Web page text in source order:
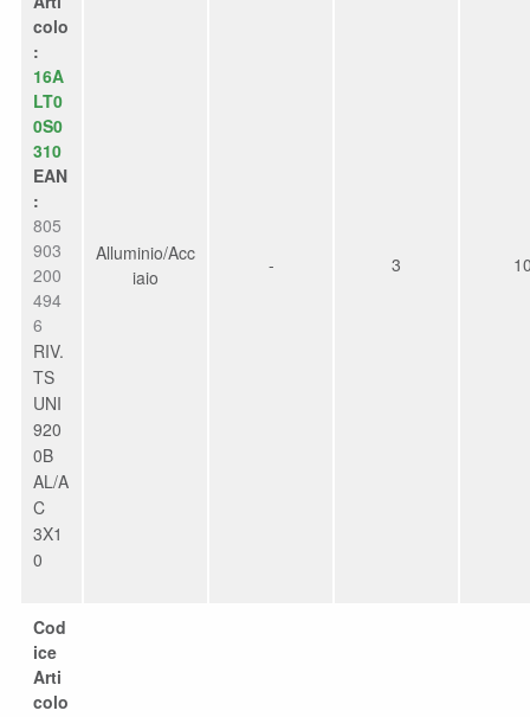
colo
:
16A
LT0
0S0
310
EAN
:
805
903
200
494
6
RIV.
TS
UNI
920
0B
AL/A
C
3X1
0
Alluminio/Acc
iaio
- 3
Cod
ice
Arti
colo